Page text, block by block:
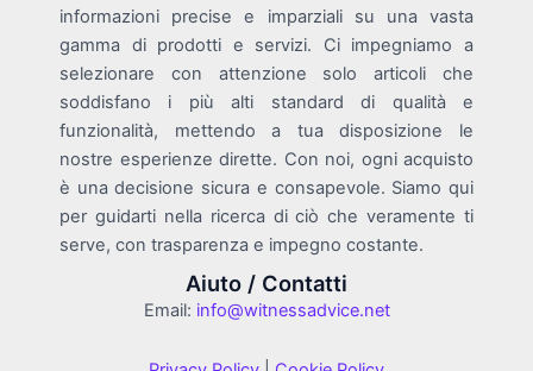
informazioni precise e imparziali su una vasta
gamma di prodotti e servizi. Ci impegniamo a
selezionare con attenzione solo articoli che
soddisfano i più alti standard di qualità e
funzionalità, mettendo a tua disposizione le
nostre esperienze dirette. Con noi, ogni acquisto
è una decisione sicura e consapevole. Siamo qui
per guidarti nella ricerca di ciò che veramente ti
serve, con trasparenza e impegno costante.
Aiuto / Contatti
Email: info@witnessadvice.net